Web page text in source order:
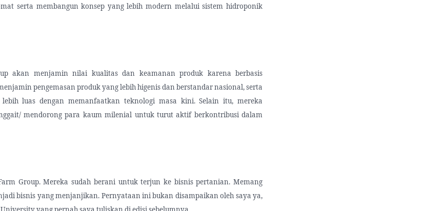
serta membangun konsep yang lebih modern melalui sistem hidroponik
akan menjamin nilai kualitas dan keamanan produk karena berbasis
pengemasan produk yang lebih higenis dan berstandar nasional, serta
luas dengan memanfaatkan teknologi masa kini. Selain itu, mereka
mendorong para kaum milenial untuk turut aktif berkontribusi dalam
Group. Mereka sudah berani untuk terjun ke bisnis pertanian. Memang
bisnis yang menjanjikan. Pernyataan ini bukan disampaikan oleh saya ya,